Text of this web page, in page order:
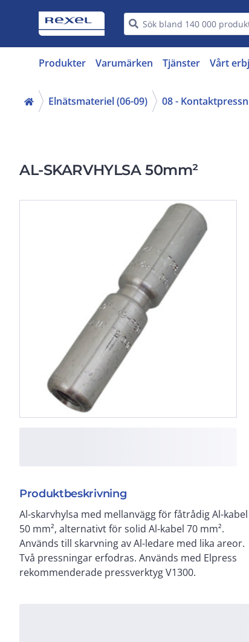
Produkter Varumärken Tjänster Vårt
Elnätsmateriel (06-09) 08 -
AL-SKARVHYLSA 50mm²
Produktbeskrivning
Al-skarvhylsa med mellanvägg för fåtrådig Al-kabel
50 mm², alternativt för solid Al-kabel 70 mm².
Används till skarvning av Al-ledare med lika areor.
Två pressningar erfodras. Används med Elpress
rekommenderade pressverktyg V1300.